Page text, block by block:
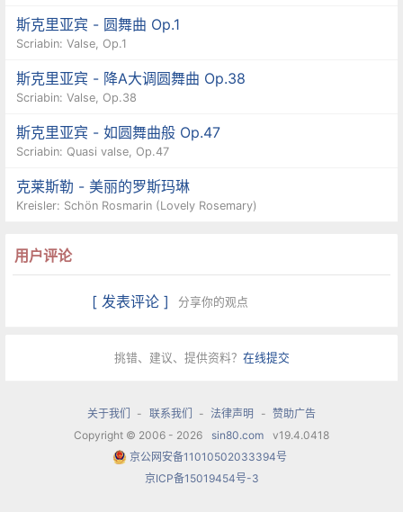
斯克里亚宾 - 圆舞曲 Op.1
Scriabin: Valse, Op.1
斯克里亚宾 - 降A大调圆舞曲 Op.38
Scriabin: Valse, Op.38
斯克里亚宾 - 如圆舞曲般 Op.47
Scriabin: Quasi valse, Op.47
克莱斯勒 - 美丽的罗斯玛琳
Kreisler: Schön Rosmarin (Lovely Rosemary)
用户评论
[ 发表评论 ] 分享你的观点
挑错、建议、提供资料？ 在线提交
关于我们 - 联系我们 - 法律声明 - 赞助广告
Copyright © 2006 - 2026
sin80.com
v19.4.0418
京公网安备11010502033394号
京ICP备15019454号-3